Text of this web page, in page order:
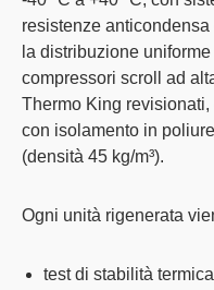
resistenze
la distribuzione
compressori scroll ad
Thermo King
con isolamento in
(densità 45 kg/m³).
Ogni unità rigenerata
test di stabilità